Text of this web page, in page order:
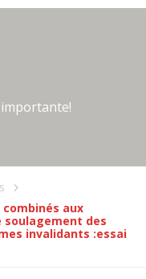
aux
des
invalidants :essai